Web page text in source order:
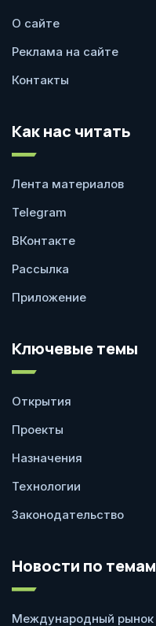
О сайте
Реклама на сайте
Контакты
Как нас читать
Лента материалов
Telegram
ВКонтакте
Рассылка
Приложение
Ключевые темы
Открытия
Проекты
Назначения
Технологии
Законодательство
Новости по темам
Международный рынок